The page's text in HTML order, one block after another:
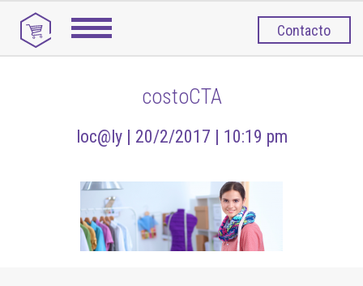
Contacto
costoCTA
loc@ly | 20/2/2017 | 10:19 pm